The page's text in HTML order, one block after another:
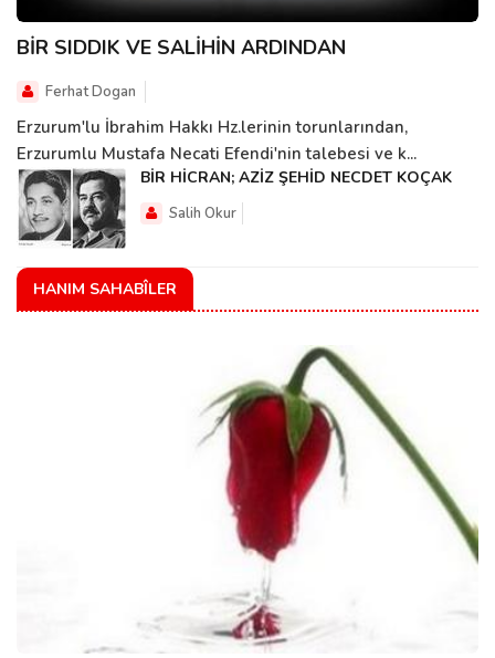
BİR SIDDIK VE SALİHİN ARDINDAN
Ferhat Dogan
Erzurum'lu İbrahim Hakkı Hz.lerinin torunlarından,
Erzurumlu Mustafa Necati Efendi'nin talebesi ve k...
BİR HİCRAN; AZİZ ŞEHİD NECDET KOÇAK
Salih Okur
HANIM SAHABÎLER